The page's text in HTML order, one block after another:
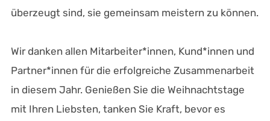
überzeugt sind, sie gemeinsam meistern zu können.
Wir danken allen Mitarbeiter*innen, Kund*innen und
Partner*innen für die erfolgreiche Zusammenarbeit
in diesem Jahr. Genießen Sie die Weihnachtstage
mit Ihren Liebsten, tanken Sie Kraft, bevor es